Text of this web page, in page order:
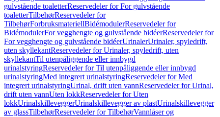
gulvstående toaletterReservedeler for For gulvstående
toaletterTilbehørReservedeler for
TilbehørForbruksmateriellBidémodulerReservedeler for
BidémodulerFor vegghengte og gulvstående bidéerReservedeler for
For vegghengte og gulvstående bidéerUrinalerUrinaler, spyledrift,
uten skyllekantReservedeler for Urinaler, spyledrift, uten
skyllekantTil utenpåliggende eller innbygd
urinalstyringReservedeler for Til utenpåliggende eller innbygd
urinalstyringMed integrert urinalstyringReservedeler for Med
integrert urinalstyringUrinal, drift uten vannReservedeler for Urinal,
drift uten vannUten lokkReservedeler for Uten
lokkUrinalskilleveggerUrinalskillevegger av plastUrinalskillevegger
av glassTilbehørReservedeler for TilbehørVannlåser og